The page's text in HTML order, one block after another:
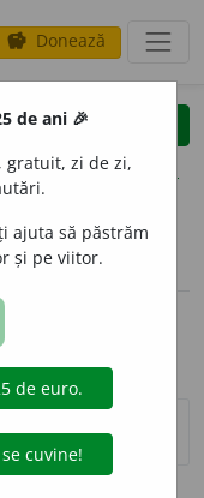
savings Donează
clear
opțiuni
de ani 🎉
gratuit, zi de zi,
ajuta să păstrăm
și pe viitor.